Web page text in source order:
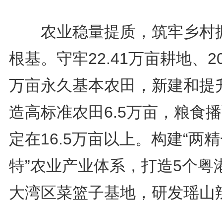
农业稳量提质，筑牢乡村
根基。守牢22.41万亩耕地、
万亩永久基本农田，新建和提
造高标准农田6.5万亩，粮食
定在16.5万亩以上。构建“两
特”农业产业体系，打造5个粤
大湾区菜篮子基地，研发瑶山